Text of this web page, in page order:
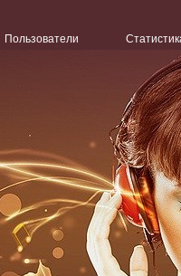
Пользователи